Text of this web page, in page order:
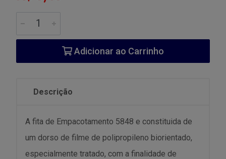
Adicionar ao Carrinho
Descrição
A fita de Empacotamento 5848 e constituida de
um dorso de filme de polipropileno biorientado,
especialmente tratado, com a finalidade de